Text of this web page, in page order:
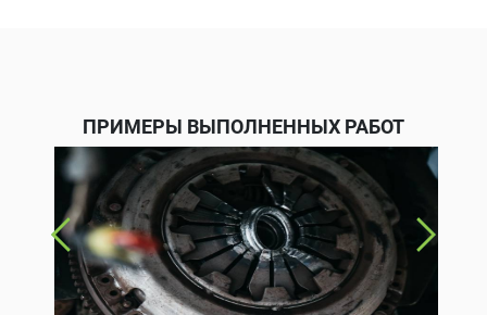
ПРИМЕРЫ ВЫПОЛНЕННЫХ РАБОТ